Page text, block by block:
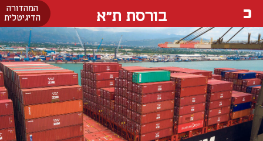
המהדורה
הדיגיטלית
בורסת ת"א